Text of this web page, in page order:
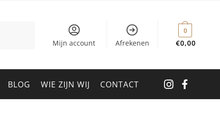
Mijn account Afrekenen €0,00
0
BLOG WIE ZIJN WIJ CONTACT